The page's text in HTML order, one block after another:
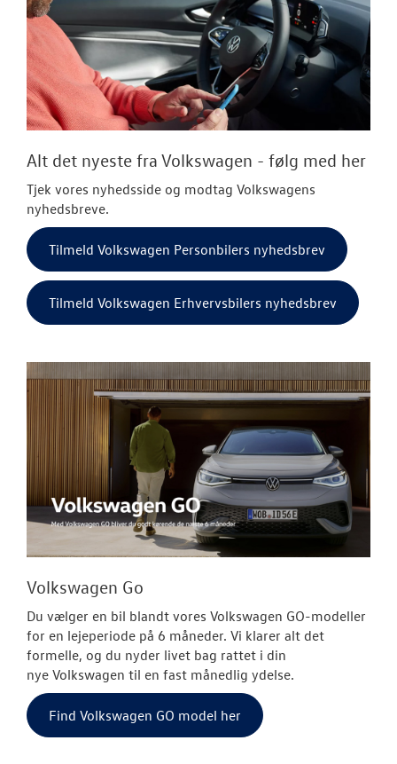
Alt det nyeste fra Volkswagen - følg med her
Tjek vores nyhedsside og modtag Volkswagens
nyhedsbreve.
Tilmeld Volkswagen Personbilers nyhedsbrev
Tilmeld Volkswagen Erhvervsbilers nyhedsbrev
Volkswagen Go
Du vælger en bil blandt vores Volkswagen GO-modeller
for en lejeperiode på 6 måneder. Vi klarer alt det
formelle, og du nyder livet bag rattet i din
nye Volkswagen til en fast månedlig ydelse.
Find Volkswagen GO model her